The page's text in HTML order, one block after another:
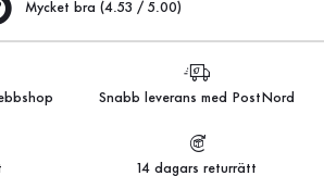
Mycket bra (4.53 / 5.00)
Snabb leverans med PostNord
14 dagars returrätt